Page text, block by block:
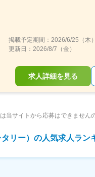
掲載予定期間： 2026/6/25（木）
更新日： 2026/8/7（金）
求人詳細を見る
当サイトから応募はできません
リー） の人気求人ラン